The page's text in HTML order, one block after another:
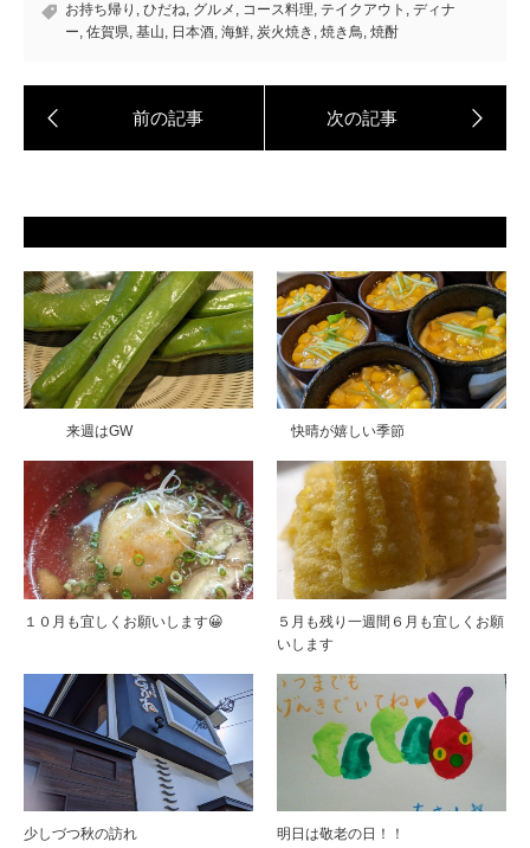
お持ち帰り , ひだね, グルメ , コース料理, テイクアウト , ディナ
ー, 佐賀県, 基山, 日本酒, 海鮮, 炭火焼き , 焼き鳥, 焼酎
来週はGW 快晴が嬉しい季節
１０月も宜しくお願いします😀
５月も残り一週間６月も宜しくお願
いします
少しづつ秋の訪れ 明日は敬老の日！！